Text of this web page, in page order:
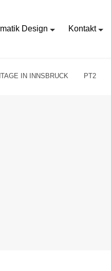
Design Kontakt
IN INNSBRUCK PT2